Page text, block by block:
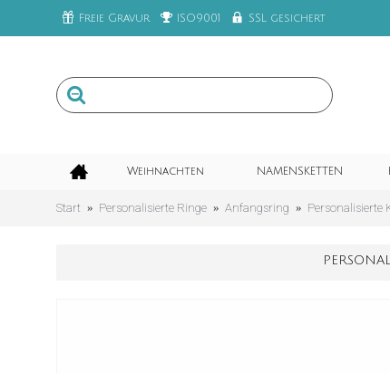
Freie Gravur ISO9001 SSL gesichert
Weihnachten NAMENSKETTEN
Start Personalisierte Ringe Anfangsring Personalisierte